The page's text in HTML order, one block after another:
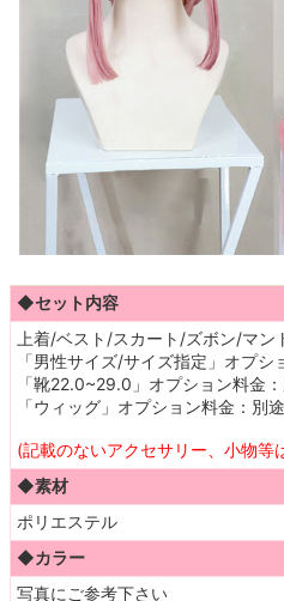
◆セット内容
上着/ベスト/スカート/ズボン/マ
「男性サイズ/サイズ指定」オプシ
「靴22.0~29.0」オプション料金
「ウィッグ」オプション料金：別
(記載のないアクセサリー、小物等
◆素材
ポリエステル
◆カラー
写真にご参考下さい